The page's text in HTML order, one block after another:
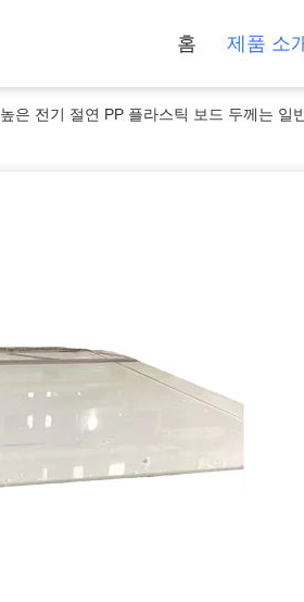
홈 제품 소
높은 전기 절연 PP 플라스틱 보드 두께는 일